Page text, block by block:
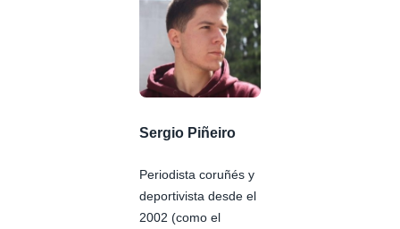
Sergio Piñeiro
Periodista coruñés y
deportivista desde el
2002 (como el